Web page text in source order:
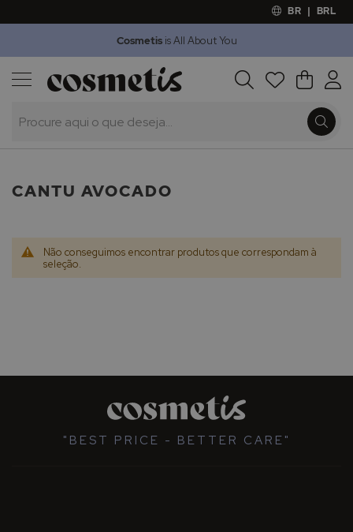
BR | BRL
Cosmetisis All About You
Procura O Meu
Outlet
CANTU AVOCADO
Não conseguimos encontrar produtos que correspondam à
seleção.
"BEST PRICE - BETTER CARE"